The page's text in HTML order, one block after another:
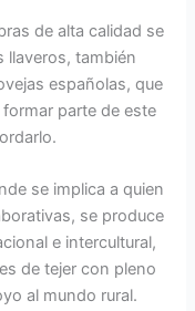
de alta calidad se
llaveros, también
españolas, que
parte de este
se implica a quien
se produce
e intercultural,
de tejer con pleno
al mundo rural.